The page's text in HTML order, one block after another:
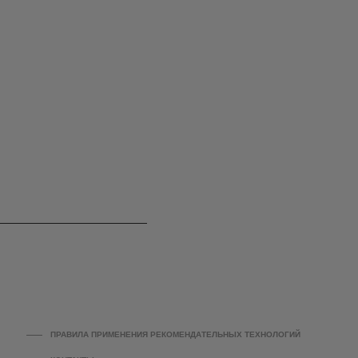
ПРАВИЛА ПРИМЕНЕНИЯ РЕКОМЕНДАТЕЛЬНЫХ ТЕХНОЛОГИЙ